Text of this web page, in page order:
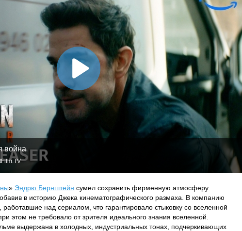
война
» Эндрю Бернштейн сумел сохранить фирменную атмосферу
в историю Джека кинематографического размаха. В компанию
над сериалом, что гарантировало стыковку со вселенной
этом не требовало от зрителя идеального знания вселенной.
выдержана в холодных, индустриальных тонах, подчеркивающих